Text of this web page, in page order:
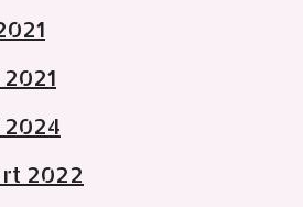
2022